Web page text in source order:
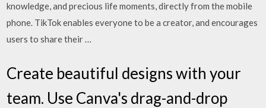
knowledge, and precious life moments, directly from the mobile
phone. TikTok enables everyone to be a creator, and encourages
users to share their …
Create beautiful designs with your
team. Use Canva's drag-and-drop